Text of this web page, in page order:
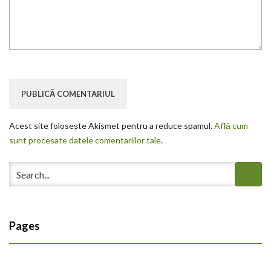
Acest site folosește Akismet pentru a reduce spamul.Află cum
sunt procesate datele comentariilor tale.
Pages